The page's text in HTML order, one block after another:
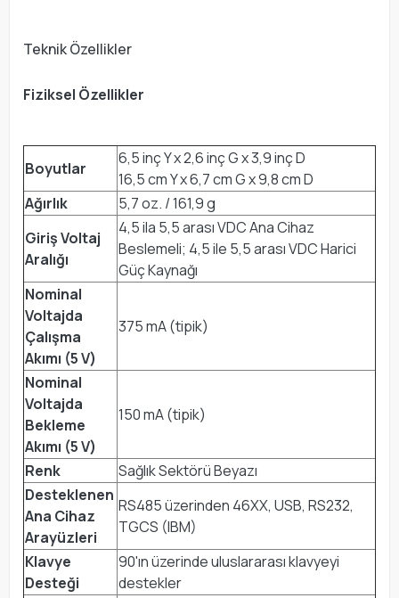
Teknik Özellikler
Fiziksel Özellikler
Boyutlar
6,5 inç Y x 2,6 inç G x 3,9 inç D
16,5 cm Y x 6,7 cm G x 9,8 cm D
Ağırlık
5,7 oz. / 161,9 g
Giriş Voltaj
Aralığı
4,5 ila 5,5 arası VDC Ana Cihaz
Beslemeli; 4,5 ile 5,5 arası VDC Harici
Güç Kaynağı
Nominal
Voltajda
Çalışma
Akımı (5 V)
375 mA (tipik)
Nominal
Voltajda
Bekleme
Akımı (5 V)
150 mA (tipik)
Renk
Sağlık Sektörü Beyazı
Desteklenen
Ana Cihaz
Arayüzleri
RS485 üzerinden 46XX, USB, RS232,
TGCS (IBM)
Klavye
Desteği
90'ın üzerinde uluslararası klavyeyi
destekler